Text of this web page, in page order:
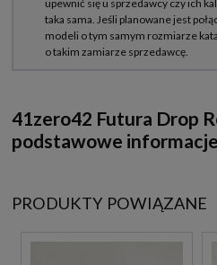
41zero42 Futura Drop
podstawowe
PRODUKTY POWIĄZANE